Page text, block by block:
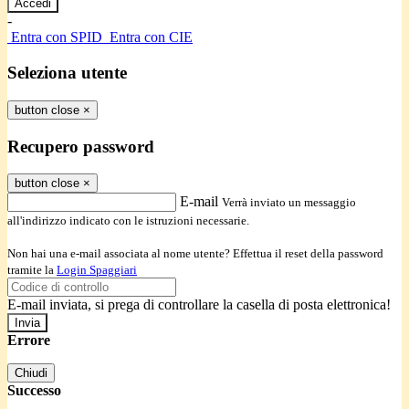
-
Entra con SPID Entra con CIE
Seleziona utente
button close ×
Recupero password
button close ×
E-mail Verrà inviato un messaggio
all'indirizzo indicato con le istruzioni necessarie.
Non hai una e-mail associata al nome utente? Effettua il reset della password
tramite la Login Spaggiari
E-mail inviata, si prega di controllare la casella di posta elettronica!
Errore
Chiudi
Successo